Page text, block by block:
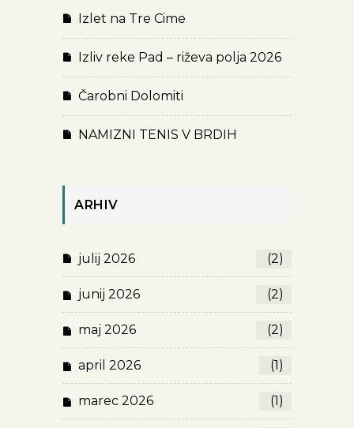
Izlet na Tre Cime
Izliv reke Pad – riževa polja 2026
Čarobni Dolomiti
NAMIZNI TENIS V BRDIH
ARHIV
julij 2026 (2)
junij 2026 (2)
maj 2026 (2)
april 2026 (1)
marec 2026 (1)